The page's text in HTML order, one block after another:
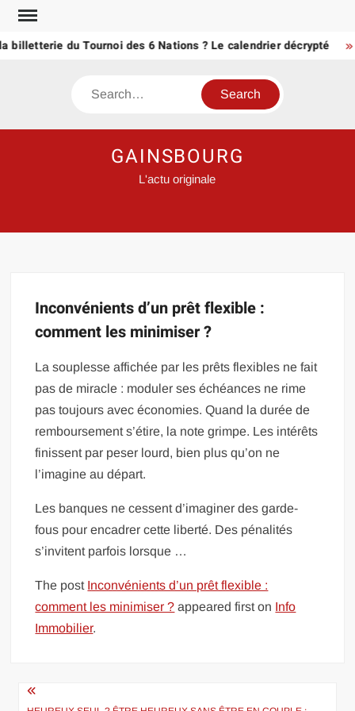
Skip
content
billetterie du Tournoi des 6 Nations ? Le calendrier décrypté
Search
GAINSBOURG
L'actu originale
Inconvénients d’un prêt flexible :
comment les minimiser ?
La souplesse affichée par les prêts flexibles ne fait
pas de miracle : moduler ses échéances ne rime
pas toujours avec économies. Quand la durée de
remboursement s’étire, la note grimpe. Les intérêts
finissent par peser lourd, bien plus qu’on ne
l’imagine au départ.
Les banques ne cessent d’imaginer des garde-
fous pour encadrer cette liberté. Des pénalités
s’invitent parfois lorsque …
The post Inconvénients d’un prêt flexible :
comment les minimiser ? appeared first on Info
Immobilier.
Navigation